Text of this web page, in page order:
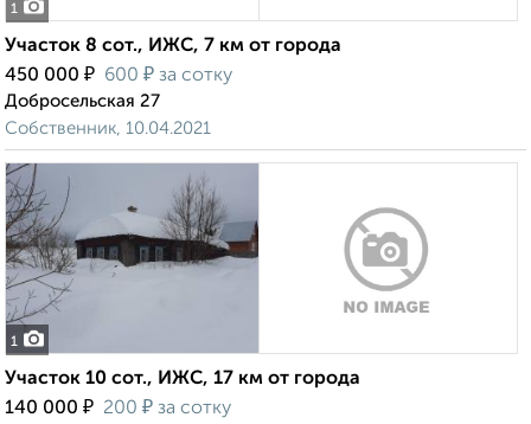
1
Участок 8 сот., ИЖС, 7 км от города
450 000 ₽ 600 ₽ за сотку
Добросельская 27
Собственник, 10.04.2021
1
Участок 10 сот., ИЖС, 17 км от города
140 000 ₽ 200 ₽ за сотку